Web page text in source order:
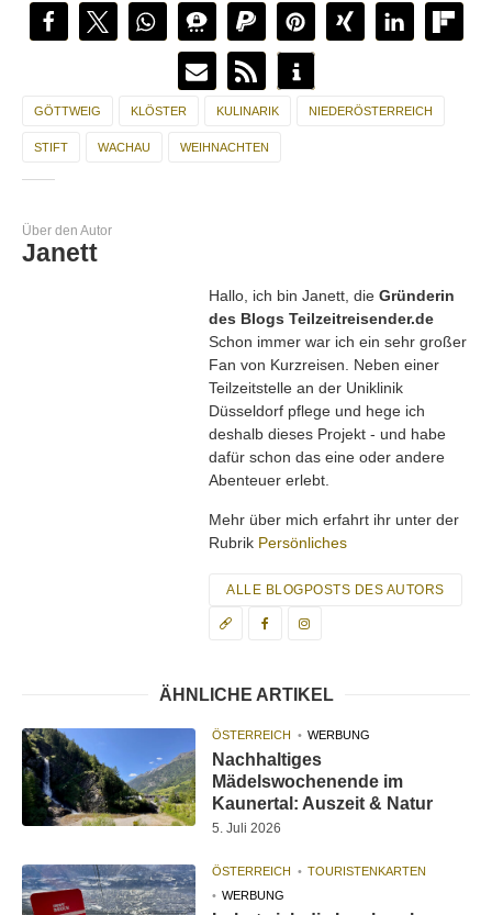
GÖTTWEIG KLÖSTER KULINARIK NIEDERÖSTERREICH
STIFT WACHAU WEIHNACHTEN
Über den Autor
Janett
Hallo, ich bin Janett, die Gründerin
des Blogs Teilzeitreisender.de
Schon immer war ich ein sehr großer
Fan von Kurzreisen. Neben einer
Teilzeitstelle an der Uniklinik
Düsseldorf pflege und hege ich
deshalb dieses Projekt - und habe
dafür schon das eine oder andere
Abenteuer erlebt.
Mehr über mich erfahrt ihr unter der
Rubrik Persönliches
ALLE BLOGPOSTS DES AUTORS
ÄHNLICHE ARTIKEL
ÖSTERREICH WERBUNG
Nachhaltiges
Mädelswochenende im
Kaunertal: Auszeit & Natur
5. Juli 2026
ÖSTERREICH
TOURISTENKARTEN
WERBUNG